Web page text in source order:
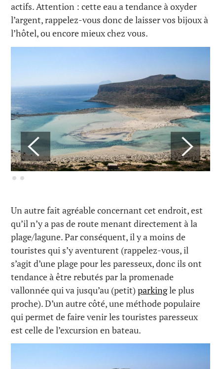
actifs. Attention : cette eau a tendance à oxyder
l’argent, rappelez-vous donc de laisser vos bijoux à
l’hôtel, ou encore mieux chez vous.
Un autre fait agréable concernant cet endroit, est
qu’il n’y a pas de route menant directement à la
plage/lagune. Par conséquent, il y a moins de
touristes qui s’y aventurent (rappelez-vous, il
s’agit d’une plage pour les paresseux, donc ils ont
tendance à être rebutés par la promenade
vallonnée qui va jusqu’au (petit)parkingle plus
proche). D’un autre côté, une méthode populaire
qui permet de faire venir les touristes paresseux
est celle de l’excursion en bateau.